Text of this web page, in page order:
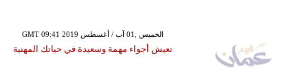
GMT 09:41 2019 الخميس ,01 آب / أغسطس
تعيش أجواء مهمة وسعيدة في حياتك المهنية